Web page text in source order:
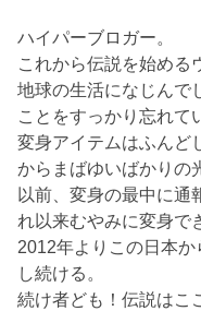
ハイパーブロガー。
これから伝説を始める
地球の生活になじんで
ことをすっかり忘れて
変身アイテムはふんど
からまばゆいばかりの
以前、変身の最中に通
れ以来むやみに変身で
2012年よりこの日本
し続ける。
続け者ども！伝説はこ